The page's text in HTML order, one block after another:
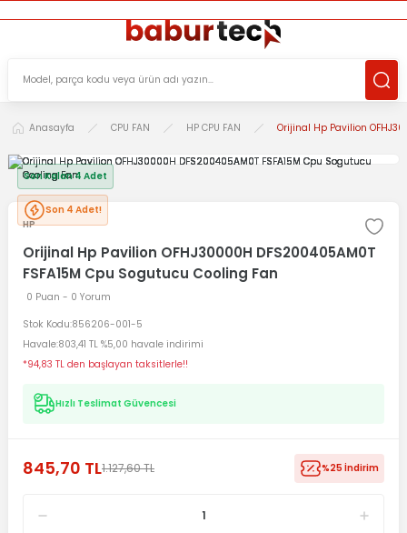
Anasayfa CPU FAN HP CPU FAN Orijinal Hp Pavilion
Son Kalan 4 Adet
Son 4 Adet!
HP
Orijinal Hp Pavilion OFHJ30000H DFS200405AM0T
FSFA15M Cpu Sogutucu Cooling Fan
0 Puan - 0 Yorum
Stok Kodu 856206-001-5
Havale 803,41 TL %5,00 havale indirimi
*94,83 TL den başlayan taksitlerle!!
Hızlı Teslimat Güvencesi
845,70 TL1.127,60 TL %25 İndirim